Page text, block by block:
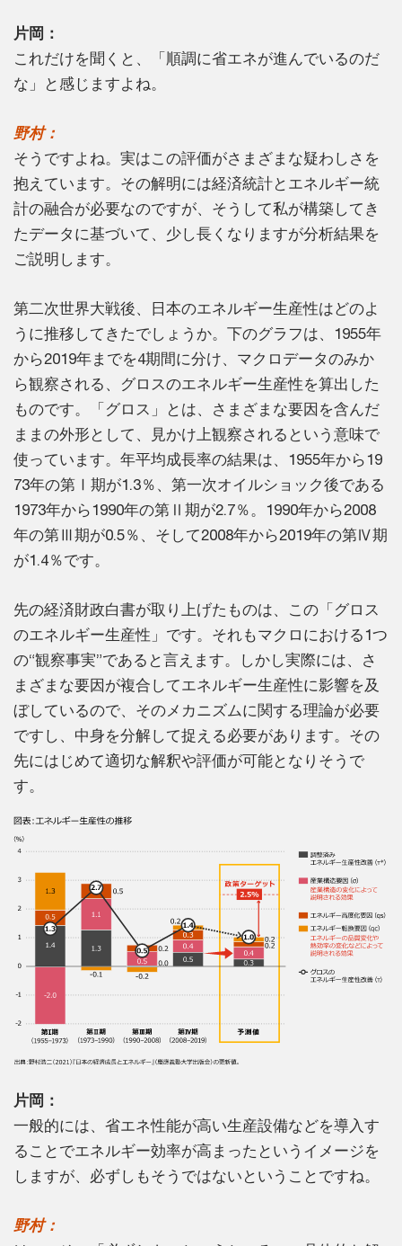
片岡：
これだけを聞くと、「順調に省エネが進んでいるのだ
な」と感じますよね。
野村：
そうですよね。実はこの評価がさまざまな疑わしさを
抱えています。その解明には経済統計とエネルギー統
計の融合が必要なのですが、そうして私が構築してき
たデータに基づいて、少し長くなりますが分析結果を
ご説明します。
第二次世界大戦後、日本のエネルギー生産性はどのよ
うに推移してきたでしょうか。下のグラフは、1955年
から2019年までを4期間に分け、マクロデータのみか
ら観察される、グロスのエネルギー生産性を算出した
ものです。「グロス」とは、さまざまな要因を含んだ
ままの外形として、見かけ上観察されるという意味で
使っています。年平均成長率の結果は、1955年から19
73年の第Ⅰ期が1.3％、第一次オイルショック後である
1973年から1990年の第Ⅱ期が2.7％。1990年から2008
年の第Ⅲ期が0.5％、そして2008年から2019年の第Ⅳ期
が1.4％です。
先の経済財政白書が取り上げたものは、この「グロス
のエネルギー生産性」です。それもマクロにおける1つ
の“観察事実”であると言えます。しかし実際には、さ
まざまな要因が複合してエネルギー生産性に影響を及
ぼしているので、そのメカニズムに関する理論が必要
ですし、中身を分解して捉える必要があります。その
先にはじめて適切な解釈や評価が可能となりそうで
す。
片岡：
一般的には、省エネ性能が高い生産設備などを導入す
ることでエネルギー効率が高まったというイメージを
しますが、必ずしもそうではないということですね。
野村：